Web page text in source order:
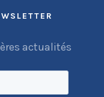
actualités